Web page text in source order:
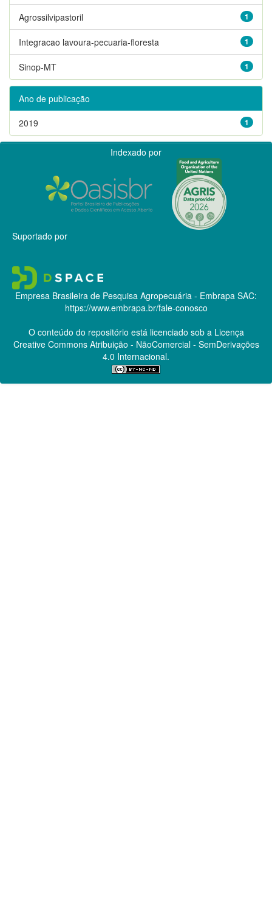
1
Agrossilvipastoril
1
Integracao lavoura-pecuaria-floresta
1
Sinop-MT
Ano de publicação
1
2019
Indexado por
Suportado por
Empresa Brasileira de Pesquisa Agropecuária - Embrapa SAC:
https://www.embrapa.br/fale-conosco
O conteúdo do repositório está licenciado sob a Licença
Creative CommonsAtribuição - NãoComercial - SemDerivações
4.0 Internacional.